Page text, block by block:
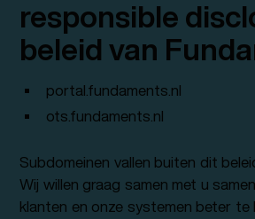
responsible
beleid van
portal.fundaments.nl
ots.fundaments.nl
Subdomeinen vallen buiten dit
Wij willen graag samen met u
klanten en onze systemen beter te